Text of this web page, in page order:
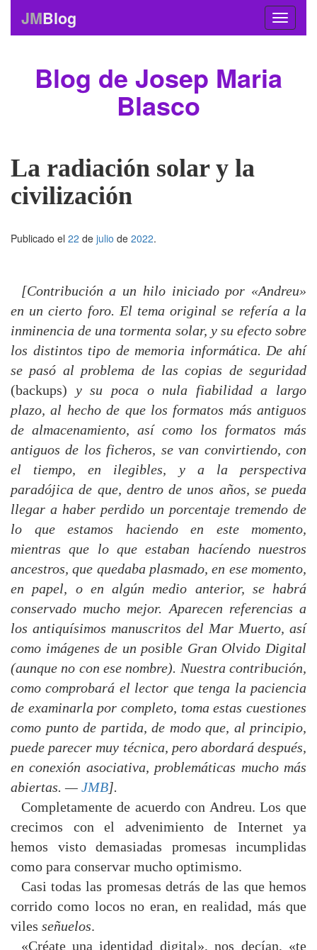
JMBlog
Blog de Josep Maria
Blasco
La radiación solar y la
civilización
Publicado el 22 de julio de 2022.
[Contribución a un hilo iniciado por «Andreu»
en un cierto foro. El tema original se refería a la
inminencia de una tormenta solar, y su efecto sobre
los distintos tipo de memoria informática. De ahí
se pasó al problema de las copias de seguridad
(backups) y su poca o nula fiabilidad a largo
plazo, al hecho de que los formatos más antiguos
de almacenamiento, así como los formatos más
antiguos de los ficheros, se van convirtiendo, con
el tiempo, en ilegibles, y a la perspectiva
paradójica de que, dentro de unos años, se pueda
llegar a haber perdido un porcentaje tremendo de
lo que estamos haciendo en este momento,
mientras que lo que estaban hacíendo nuestros
ancestros, que quedaba plasmado, en ese momento,
en papel, o en algún medio anterior, se habrá
conservado mucho mejor. Aparecen referencias a
los antiquísimos manuscritos del Mar Muerto, así
como imágenes de un posible Gran Olvido Digital
(aunque no con ese nombre). Nuestra contribución,
como comprobará el lector que tenga la paciencia
de examinarla por completo, toma estas cuestiones
como punto de partida, de modo que, al principio,
puede parecer muy técnica, pero abordará después,
en conexión asociativa, problemáticas mucho más
abiertas. — JMB].
Completamente de acuerdo con Andreu. Los que
crecimos con el advenimiento de Internet ya
hemos visto demasiadas promesas incumplidas
como para conservar mucho optimismo.
Casi todas las promesas detrás de las que hemos
corrido como locos no eran, en realidad, más que
viles señuelos.
«Créate una identidad digital», nos decían, «te